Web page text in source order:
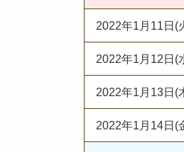
2022年1月11日(
2022年1月12日(
2022年1月13日(
2022年1月14日(